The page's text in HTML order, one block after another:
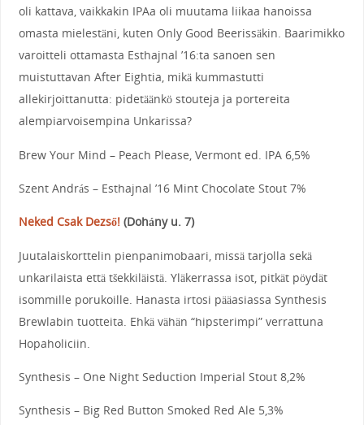
oli kattava, vaikkakin IPAa oli muutama liikaa hanoissa
omasta mielestäni, kuten Only Good Beerissäkin. Baarimikko
varoitteli ottamasta Esthajnal ’16:ta sanoen sen
muistuttavan After Eightia, mikä kummastutti
allekirjoittanutta: pidetäänkö stouteja ja portereita
alempiarvoisempina Unkarissa?
Brew Your Mind – Peach Please, Vermont ed. IPA 6,5%
Szent András – Esthajnal ’16 Mint Chocolate Stout 7%
Neked Csak Dezső!(Dohány u. 7)
Juutalaiskorttelin pienpanimobaari, missä tarjolla sekä
unkarilaista että tšekkiläistä. Yläkerrassa isot, pitkät pöydät
isommille porukoille. Hanasta irtosi pääasiassa Synthesis
Brewlabin tuotteita. Ehkä vähän “hipsterimpi” verrattuna
Hopaholiciin.
Synthesis – One Night Seduction Imperial Stout 8,2%
Synthesis – Big Red Button Smoked Red Ale 5,3%